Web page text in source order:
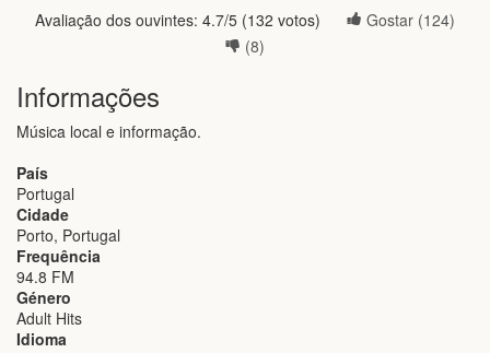
Avaliação dos ouvintes: 4.7/5 (132 votos) Gostar (124)
(8)
Informações
Música local e informação.
País
Portugal
Cidade
Porto, Portugal
Frequência
94.8 FM
Género
Adult Hits
Idioma